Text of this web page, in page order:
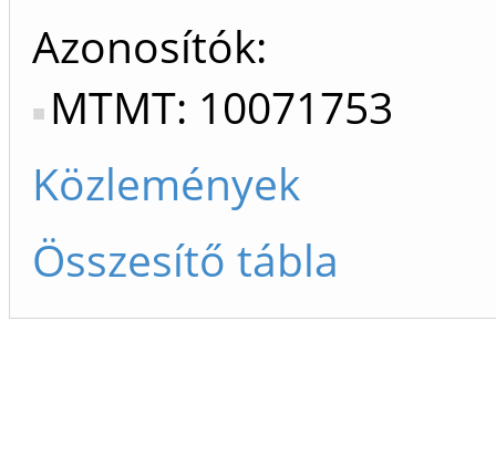
Azonosítók
MTMT: 10071753
Közlemények
Összesítő tábla